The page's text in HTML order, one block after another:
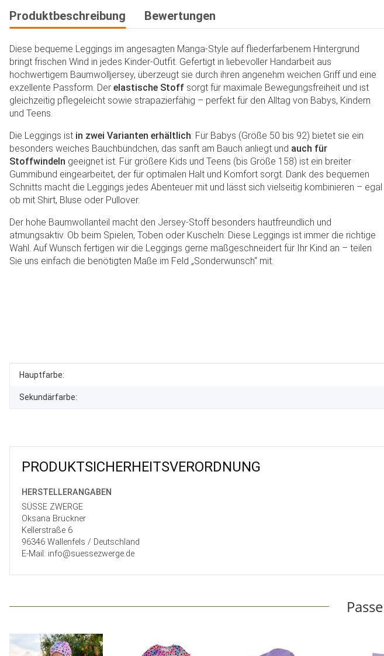
Produktbeschreibung Bewertungen
Diese bequeme Leggings im angesagten Manga-Style auf fliederfarbenem Hintergrund
bringt frischen Wind in jedes Kinder-Outfit. Gefertigt in liebevoller Handarbeit aus
hochwertigem Baumwolljersey, überzeugt sie durch ihren angenehm weichen Griff und eine
exzellente Passform. Der elastische Stoff sorgt für maximale Bewegungsfreiheit und ist
gleichzeitig pflegeleicht sowie strapazierfähig – perfekt für den Alltag von Babys, Kindern
und Teens.
Die Leggings ist in zwei Varianten erhältlich: Für Babys (Größe 50 bis 92) bietet sie ein
besonders weiches Bauchbündchen, das sanft am Bauch anliegt und auch für
Stoffwindeln geeignet ist. Für größere Kids und Teens (bis Größe 158) ist ein breiter
Gummibund eingearbeitet, der für optimalen Halt und Komfort sorgt. Dank des bequemen
Schnitts macht die Leggings jedes Abenteuer mit und lässt sich vielseitig kombinieren – egal
ob mit Shirt, Bluse oder Pullover.
Der hohe Baumwollanteil macht den Jersey-Stoff besonders hautfreundlich und
atmungsaktiv. Ob beim Spielen, Toben oder Kuscheln: Diese Leggings ist immer die richtige
Wahl. Auf Wunsch fertigen wir die Leggings gerne maßgeschneidert für Ihr Kind an – teilen
Sie uns einfach die benötigten Maße im Feld „Sonderwunsch“ mit.
Produkteigenschaft
Wert
Hauptfarbe:
Sekundärfarbe:
PRODUKT­SICHER­HEITS­VER­ORD­NUNG
HERSTELLER­ANGABEN
SÜSSE ZWERGE
Oksana Brückner
Kellerstraße 6
96346 Wallenfels / Deutschland
E-Mail: info@suessezwerge.de